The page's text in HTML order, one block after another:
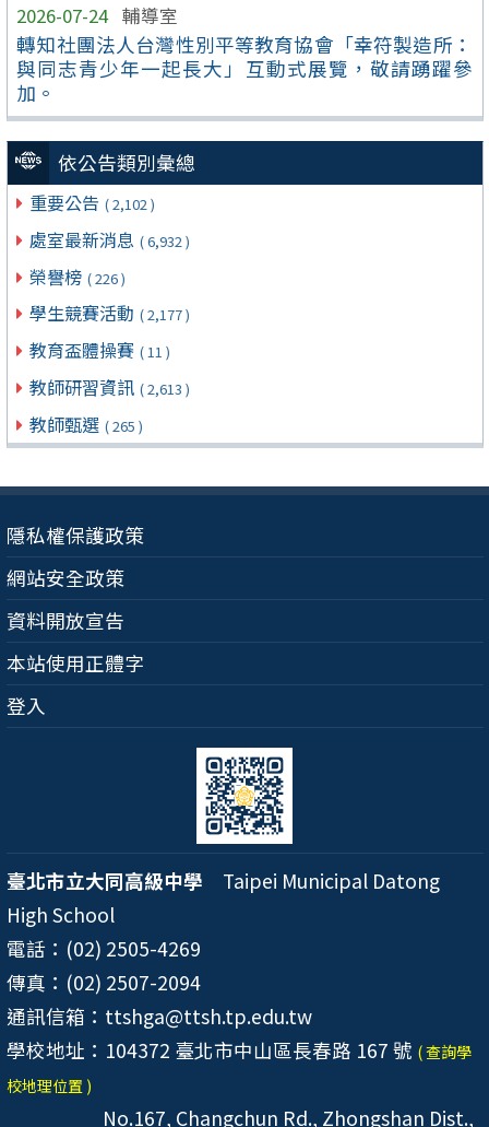
2026-07-24 輔導室
轉知社團法人台灣性別平等教育協會「幸符製造所：
與同志青少年一起長大」互動式展覽，敬請踴躍參
加。
依公告類別彙總
重要公告 ( 2,102 )
處室最新消息 ( 6,932 )
榮譽榜 ( 226 )
學生競賽活動 ( 2,177 )
教育盃體操賽 ( 11 )
教師研習資訊 ( 2,613 )
教師甄選 ( 265 )
隱私權保護政策
網站安全政策
資料開放宣告
本站使用正體字
登入
臺北市立大同高級中學 Taipei Municipal Datong
High School
電話：(02) 2505-4269
傳真：(02) 2507-2094
通訊信箱：ttshga@ttsh.tp.edu.tw
學校地址：104372 臺北市中山區長春路 167 號 ( 查詢學
校地理位置 )
No.167, Changchun Rd., Zhongshan Dist.,